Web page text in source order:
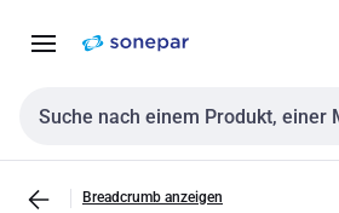
NavigationInhalt
Sucheingabe
Breadcrumb anzeigen